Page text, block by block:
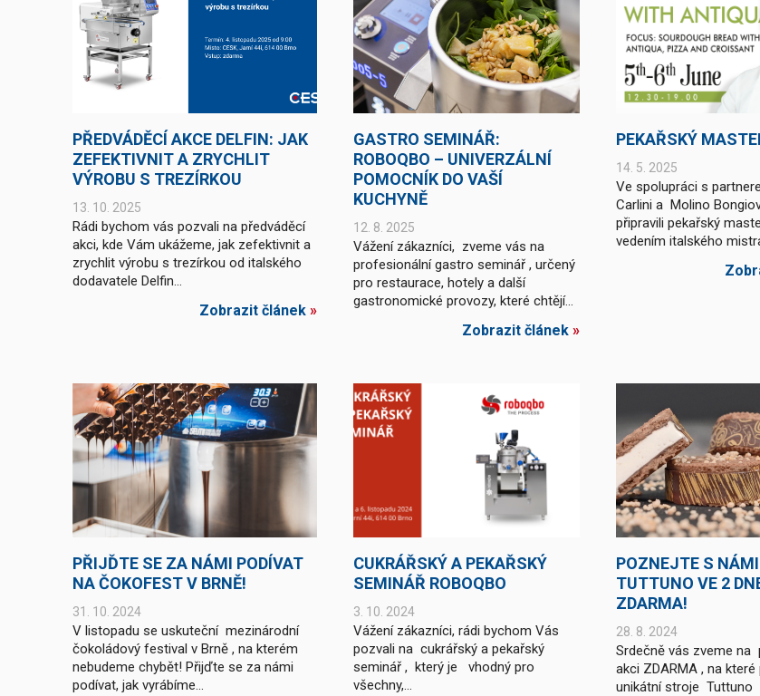
PŘEDVÁDĚCÍ AKCE DELFIN: JAK
ZEFEKTIVNIT A ZRYCHLIT
VÝROBU S TREZÍRKOU
13. 10. 2025
Rádi bychom vás pozvali na předváděcí
akci, kde Vám ukážeme, jak zefektivnit a
zrychlit výrobu s trezírkou od italského
dodavatele Delfin...
Zobrazit článek »
GASTRO SEMINÁŘ:
ROBOQBO – UNIVERZÁLNÍ
POMOCNÍK DO VAŠÍ
KUCHYNĚ
12. 8. 2025
Vážení zákazníci, zveme vás na
profesionální gastro seminář , určený
pro restaurace, hotely a další
gastronomické provozy, které chtějí...
Zobrazit článek »
PEKAŘSKÝ
14. 5. 2025
Ve spolupráci s
Carlini a Molino
připravili pekařský
vedením italského
PŘIJĎTE SE ZA NÁMI PODÍVAT
NA ČOKOFEST V BRNĚ!
31. 10. 2024
V listopadu se uskuteční mezinárodní
čokoládový festival v Brně , na kterém
nebudeme chybět! Přijďte se za námi
podívat, jak vyrábíme...
CUKRÁŘSKÝ A PEKAŘSKÝ
SEMINÁŘ ROBOQBO
3. 10. 2024
Vážení zákazníci, rádi bychom Vás
pozvali na cukrářský a pekařský
seminář , který je vhodný pro
všechny,...
POZNEJTE S
TUTTUNO VE 2
ZDARMA!
28. 8. 2024
Srdečně vás zveme na
akci ZDARMA , na
unikátní stroje Tuttuno